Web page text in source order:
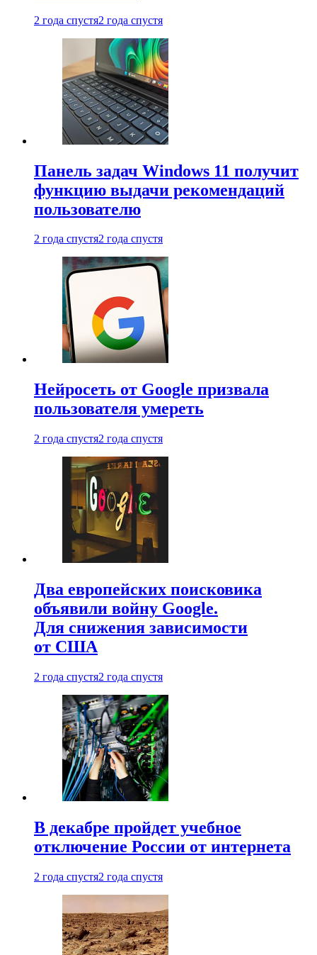
2 года спустя2 года спустя
Панель задач Windows 11 получит
функцию выдачи рекомендаций
пользователю
2 года спустя2 года спустя
Нейросеть от Google призвала
пользователя умереть
2 года спустя2 года спустя
Два европейских поисковика
объявили войну Google.
Для снижения зависимости
от США
2 года спустя2 года спустя
В декабре пройдет учебное
отключение России от интернета
2 года спустя2 года спустя